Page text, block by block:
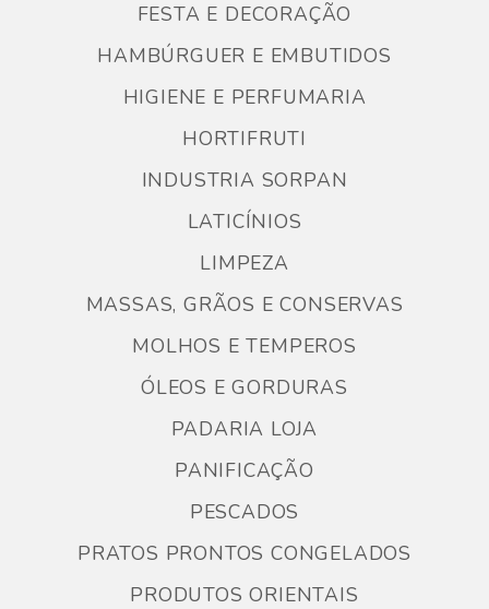
FESTA E DECORAÇÃO
HAMBÚRGUER E EMBUTIDOS
HIGIENE E PERFUMARIA
HORTIFRUTI
INDUSTRIA SORPAN
LATICÍNIOS
LIMPEZA
MASSAS, GRÃOS E CONSERVAS
MOLHOS E TEMPEROS
ÓLEOS E GORDURAS
PADARIA LOJA
PANIFICAÇÃO
PESCADOS
PRATOS PRONTOS CONGELADOS
PRODUTOS ORIENTAIS